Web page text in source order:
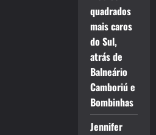
quadrados
mais caros
do Sul,
atrás de
Balneário
Camboriú e
Bombinhas
Jennifer